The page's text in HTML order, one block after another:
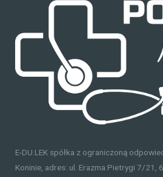
E-DU.LEK spółka z ograniczoną
Koninie, adres: ul. Erazma Pietrygi 7/21,